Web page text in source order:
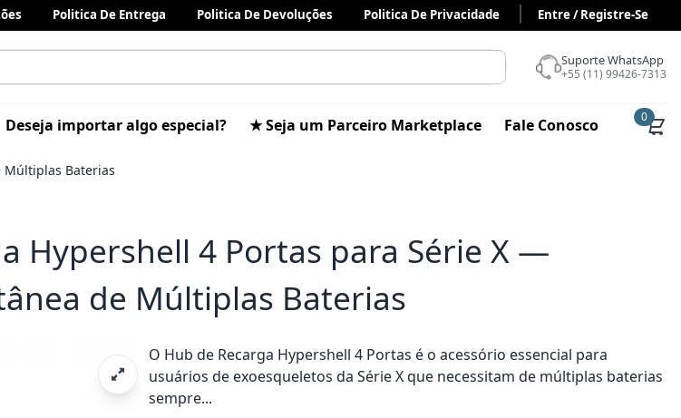
Politica De Entrega Politica De Devoluções Politica De Privacidade Entre / Registre-Se
Suporte WhatsApp
+55 (11) 99426-7313
Deseja importar algo especial? ★ Seja um Parceiro Marketplace Fale Conosco 0
Múltiplas Baterias
Hypershell 4 Portas para Série X —
de Múltiplas Baterias
O Hub de Recarga Hypershell 4 Portas é o acessório essencial para
usuários de exoesqueletos da Série X que necessitam de múltiplas baterias
sempre...